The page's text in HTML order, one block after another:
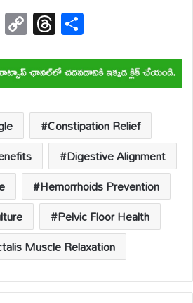
E
m
ail
C
o
p
y
Li
n
k
T
hr
e
a
d
s
ar
e
Constipation Relief
Digestive Alignment
Hemorrhoids Prevention
Pelvic Floor Health
Muscle Relaxation